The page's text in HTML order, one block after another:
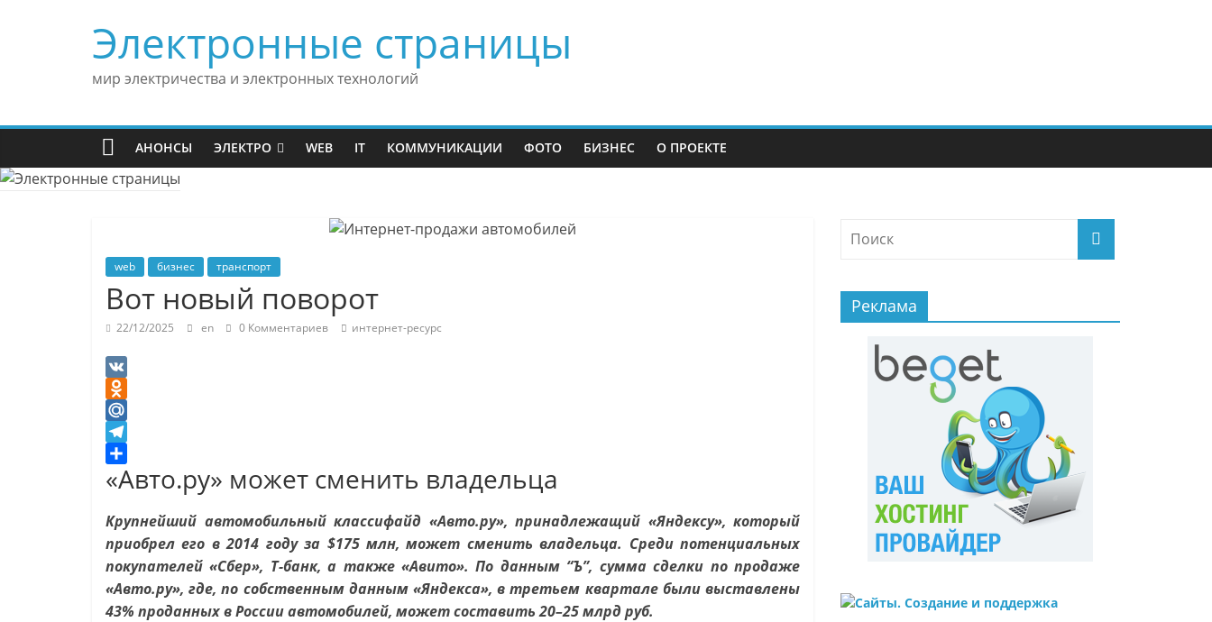
Электронные страницы
мир электричества и электронных технологий
АНОНСЫ ЭЛЕКТРО WEB IT КОММУНИКАЦИИ ФОТО БИЗНЕС О ПРОЕКТЕ
web бизнес транспорт
Вот новый поворот
22/12/2025 en 0 Комментариев интернет-ресурс
V
K
O
d
n
o
l
a
s
s
n
M
a
i
.
R
u
T
e
e
g
r
a
m
О
п
р
а
в
и
«Авто.ру» может сменить владельца
Крупнейший автомобильный классифайд «Авто.ру», принадлежащий «Яндексу», который
приобрел его в 2014 году за $175 млн, может сменить владельца. Среди потенциальных
покупателей «Сбер», Т-банк, а также «Авито». По данным “Ъ”, сумма сделки по продаже
«Авто.ру», где, по собственным данным «Яндекса», в третьем квартале были выставлены
43% проданных в России автомобилей, может составить 20–25 млрд руб.
Реклама